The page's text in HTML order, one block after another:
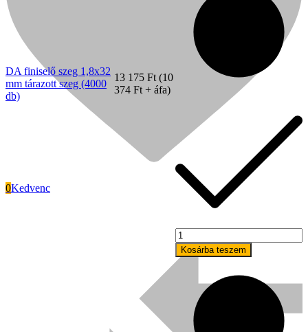
0Kedvenc
DA finiselő szeg 1,8x32
mm tárazott szeg (4000
db)
13 175 Ft (10
374 Ft + áfa)
tárazott
(4000
mennyiség
DA
finiselő
szeg
tárazott
(4000
Kosárba teszem